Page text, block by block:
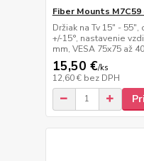
Fiber Mounts
Držiak na Tv 15" -
+/-15°, nastavenie
mm, VESA 75x75 až
15,50 €/ks
12,60 € bez DPH